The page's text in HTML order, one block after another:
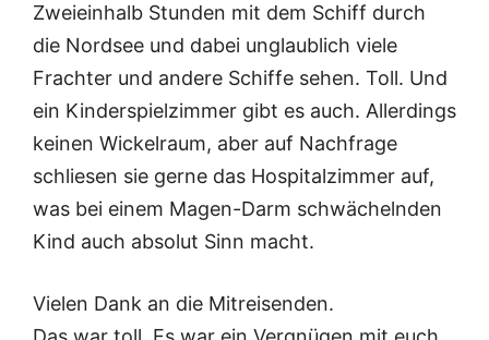
Zweieinhalb Stunden mit dem Schiff durch
die Nordsee und dabei unglaublich viele
Frachter und andere Schiffe sehen. Toll. Und
ein Kinderspielzimmer gibt es auch. Allerdings
keinen Wickelraum, aber auf Nachfrage
schliesen sie gerne das Hospitalzimmer auf,
was bei einem Magen-Darm schwächelnden
Kind auch absolut Sinn macht.
Vielen Dank an die Mitreisenden.